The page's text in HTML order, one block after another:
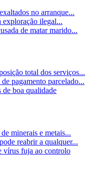
no arranque...
exploração ilegal...
de matar marido...
total dos serviços...
pagamento parcelado...
de boa qualidade
minerais e metais...
reabrir a qualquer...
fuja ao controlo